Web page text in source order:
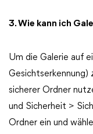
3. Wie kann ich
Um die Galerie auf
Gesichtserkennung)
sicherer Ordner
und Sicherheit >
Ordner ein und